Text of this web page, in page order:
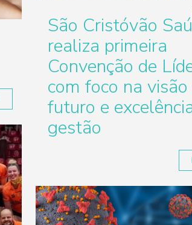
São Cristóvão
realiza primeira
Convenção de
com foco na visão
futuro e
gestão